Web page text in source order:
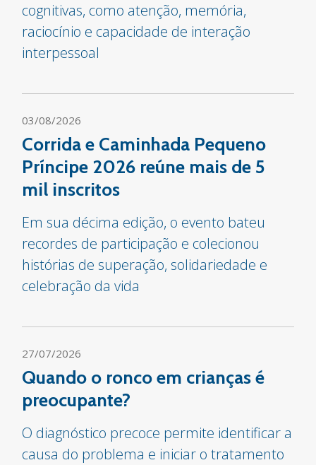
cognitivas, como atenção, memória,
raciocínio e capacidade de interação
interpessoal
03/08/2026
Corrida e Caminhada Pequeno
Príncipe 2026 reúne mais de 5
mil inscritos
Em sua décima edição, o evento bateu
recordes de participação e colecionou
histórias de superação, solidariedade e
celebração da vida
27/07/2026
Quando o ronco em crianças é
preocupante?
O diagnóstico precoce permite identificar a
causa do problema e iniciar o tratamento